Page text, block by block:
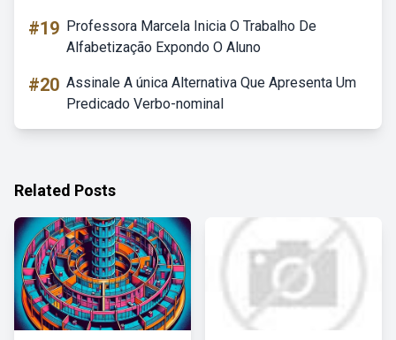
#19 Professora Marcela Inicia O Trabalho De
Alfabetização Expondo O Aluno
#20 Assinale A única Alternativa Que Apresenta Um
Predicado Verbo-nominal
Related Posts